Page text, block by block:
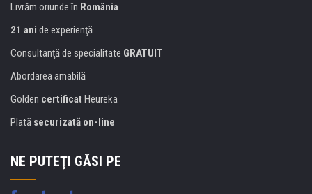
Livrăm oriunde în România
21 ani de experienţă
Consultanţă de specialitate GRATUIT
Abordarea amabilă
Golden certificat Heureka
Plată securizată on-line
NE PUTEŢI GĂSI PE